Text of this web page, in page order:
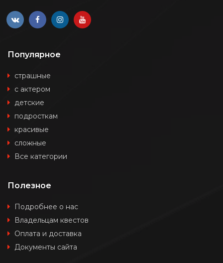
Популярное
страшные
с актером
детские
подросткам
красивые
сложные
Все категории
Полезное
Подробнее о нас
Владельцам квестов
Оплата и доставка
Документы сайта